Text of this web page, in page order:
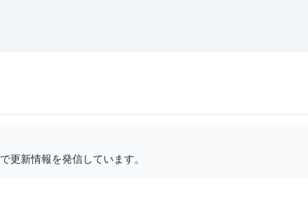
で更新情報を発信しています。